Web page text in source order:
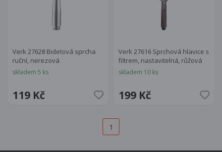
Verk 27628 Bidetová sprcha
ruční, nerezová
skladem 5 ks
119 Kč
Verk 27616 Sprchová hlavice s
filtrem, nastavitelná, růžová
skladem 10 ks
199 Kč
1